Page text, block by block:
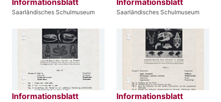
Saarländisches Schulmuseum Saarländisches Schulmuseum
Informationsblatt Informationsblatt